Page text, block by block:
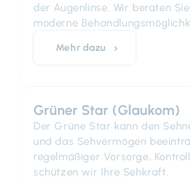
der Augenlinse. Wir beraten
moderne
Mehr dazu
Grüner Star (Glaukom)
Der Grüne Star kann den
und das Sehvermögen
regelmäßiger Vorsorge,
schützen wir Ihre Sehkraft.